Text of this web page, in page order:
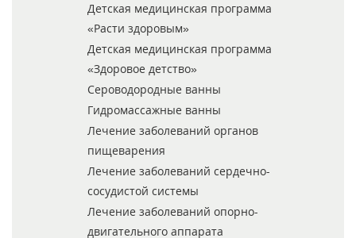
Детская медицинская программа
«Расти здоровым»
Детская медицинская программа
«Здоровое детство»
Сероводородные ванны
Гидромассажные ванны
Лечение заболеваний органов
пищеварения
Лечение заболеваний сердечно-
сосудистой системы
Лечение заболеваний опорно-
двигательного аппарата